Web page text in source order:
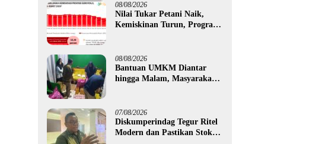
08/08/2026
Nilai Tukar Petani Naik,
Kemiskinan Turun, Program
08/08/2026
Bantuan UMKM Diantar
hingga Malam, Masyarakat
07/08/2026
Diskumperindag Tegur Ritel
Modern dan Pastikan Stok